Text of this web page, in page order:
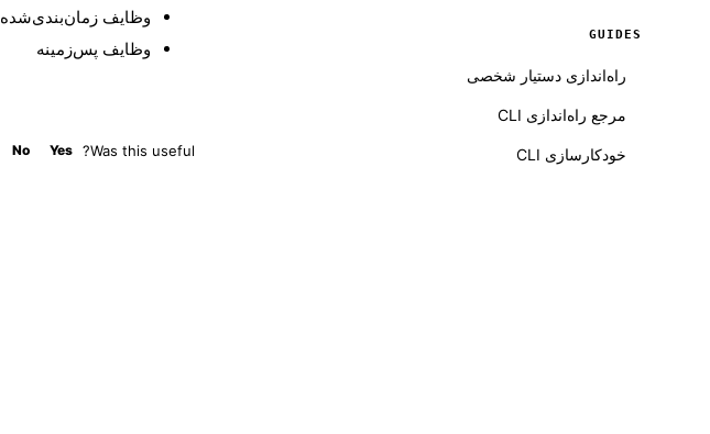
GUIDES
راه‌اندازی دستیار شخصی
مرجع راه‌اندازی CLI
خودکارسازی CLI
وظایف زمان‌بندی‌شده
وظایف پس‌زمینه
Was this useful?
Yes
No